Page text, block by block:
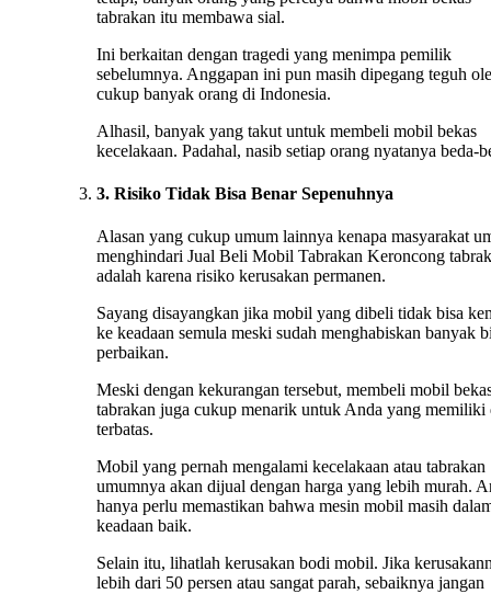
tabrakan itu membawa sial.
Ini berkaitan dengan tragedi yang menimpa pemilik
sebelumnya. Anggapan ini pun masih dipegang teguh
cukup banyak orang di Indonesia.
Alhasil, banyak yang takut untuk membeli mobil bekas
kecelakaan. Padahal, nasib setiap orang nyatanya beda-
3. Risiko Tidak Bisa Benar Sepenuhnya
Alasan yang cukup umum lainnya kenapa masyarakat
menghindari Jual Beli Mobil Tabrakan Keroncong
adalah karena risiko kerusakan permanen.
Sayang disayangkan jika mobil yang dibeli tidak bisa
ke keadaan semula meski sudah menghabiskan banyak
perbaikan.
Meski dengan kekurangan tersebut, membeli mobil
tabrakan juga cukup menarik untuk Anda yang memiliki
terbatas.
Mobil yang pernah mengalami kecelakaan atau tabrakan
umumnya akan dijual dengan harga yang lebih murah.
hanya perlu memastikan bahwa mesin mobil masih
keadaan baik.
Selain itu, lihatlah kerusakan bodi mobil. Jika
lebih dari 50 persen atau sangat parah, sebaiknya jangan